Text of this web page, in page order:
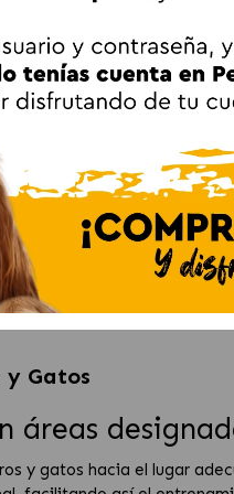
Acana Wild Prairie Pienso
gatos adultos con Pollo
Añadir al Carrito
TÉCNICA
Gatos
y gatos hacia el lugar